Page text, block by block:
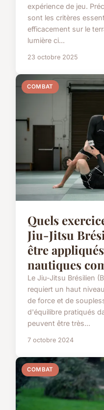
expérience de jeu.
sont les critères
efficacement sur le
lumière ci...
23 octobre 2025
COMBAT
Quels
Jiu-Jitsu
être
nautiques
Le Jiu-Jitsu Brésilien
requiert un haut
de force et de
d'équilibre pratiqués
peuvent être très...
7 octobre 2024
COMBAT